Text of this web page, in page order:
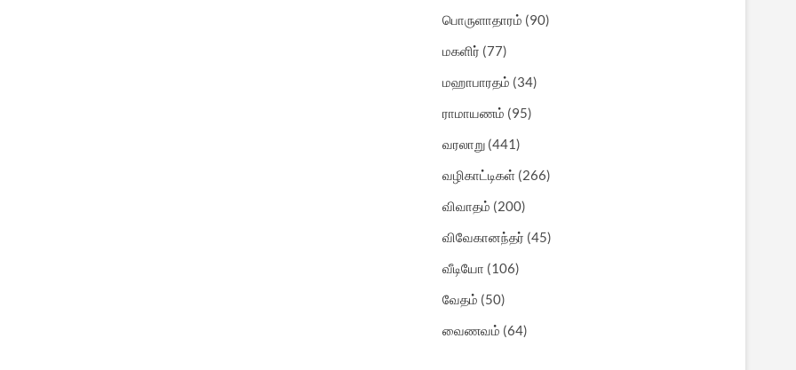
பொருளாதாரம் (90)
மகளிர் (77)
மஹாபாரதம் (34)
ராமாயணம் (95)
வரலாறு (441)
வழிகாட்டிகள் (266)
விவாதம் (200)
விவேகானந்தர் (45)
வீடியோ (106)
வேதம் (50)
வைணவம் (64)